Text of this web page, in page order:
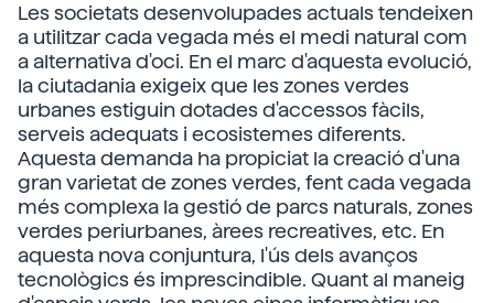
Les societats desenvolupades actuals tendeixen
a utilitzar cada vegada més el medi natural com
a alternativa d'oci. En el marc d'aquesta evolució,
la ciutadania exigeix que les zones verdes
urbanes estiguin dotades d'accessos fàcils,
serveis adequats i ecosistemes diferents.
Aquesta demanda ha propiciat la creació d'una
gran varietat de zones verdes, fent cada vegada
més complexa la gestió de parcs naturals, zones
verdes periurbanes, àrees recreatives, etc. En
aquesta nova conjuntura, l'ús dels avanços
tecnològics és imprescindible. Quant al maneig